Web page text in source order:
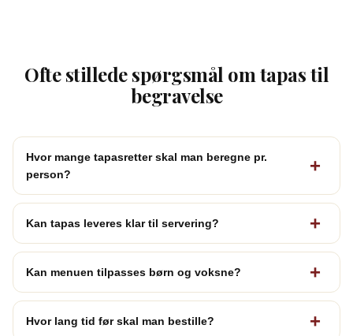
Ofte stillede spørgsmål om tapas til
begravelse
Hvor mange tapasretter skal man beregne pr.
person?
Kan tapas leveres klar til servering?
Kan menuen tilpasses børn og voksne?
Hvor lang tid før skal man bestille?